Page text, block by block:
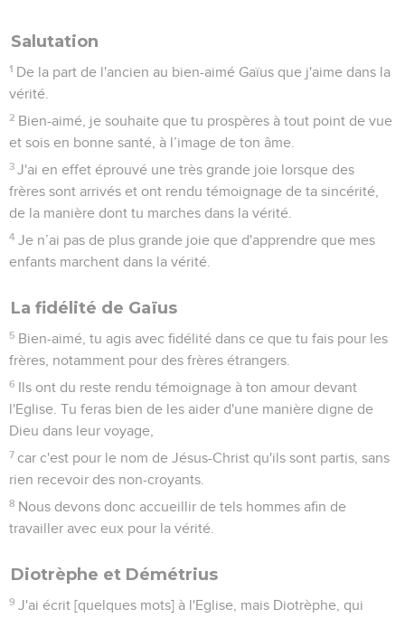
Salutation
1 De la part de l'ancien au bien-aimé Gaïus que j'aime dans la
vérité.
2 Bien-aimé, je souhaite que tu prospères à tout point de vue
et sois en bonne santé, à l’image de ton âme.
3 J'ai en effet éprouvé une très grande joie lorsque des
frères sont arrivés et ont rendu témoignage de ta sincérité,
de la manière dont tu marches dans la vérité.
4 Je n’ai pas de plus grande joie que d'apprendre que mes
enfants marchent dans la vérité.
La fidélité de Gaïus
5 Bien-aimé, tu agis avec fidélité dans ce que tu fais pour les
frères, notamment pour des frères étrangers.
6 Ils ont du reste rendu témoignage à ton amour devant
l'Eglise. Tu feras bien de les aider d'une manière digne de
Dieu dans leur voyage,
7 car c'est pour le nom de Jésus-Christ qu'ils sont partis, sans
rien recevoir des non-croyants.
8 Nous devons donc accueillir de tels hommes afin de
travailler avec eux pour la vérité.
Diotrèphe et Démétrius
9 J'ai écrit [quelques mots] à l'Eglise, mais Diotrèphe, qui